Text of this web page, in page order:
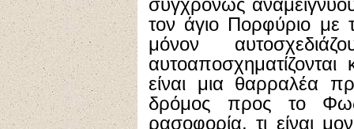
συγχρόνως
τον άγιο Πορφύριο με
μόνον
είναι μια θαρραλέα
δρόμος προς το
ρασοφορία, τι είναι